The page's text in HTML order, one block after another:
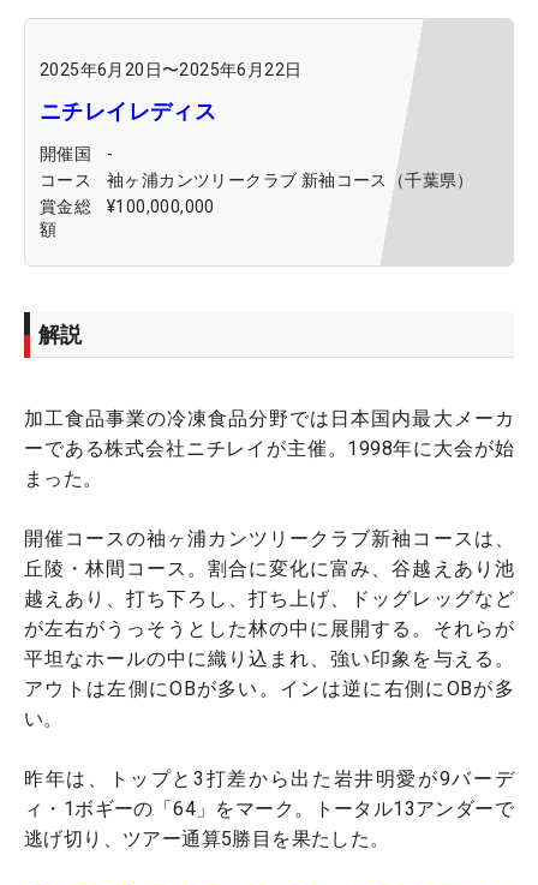
2025年6月20日〜2025年6月22日
ニチレイレディス
開催国
-
コース
袖ヶ浦カンツリークラブ 新袖コース（千葉県）
賞金総
額
¥100,000,000
解説
加工食品事業の冷凍食品分野では日本国内最大メーカ
ーである株式会社ニチレイが主催。1998年に大会が始
まった。
開催コースの袖ヶ浦カンツリークラブ新袖コースは、
丘陵・林間コース。割合に変化に富み、谷越えあり池
越えあり、打ち下ろし、打ち上げ、ドッグレッグなど
が左右がうっそうとした林の中に展開する。それらが
平坦なホールの中に織り込まれ、強い印象を与える。
アウトは左側にOBが多い。インは逆に右側にOBが多
い。
昨年は、トップと3打差から出た岩井明愛が9バーデ
ィ・1ボギーの「64」をマーク。トータル13アンダーで
逃げ切り、ツアー通算5勝目を果たした。